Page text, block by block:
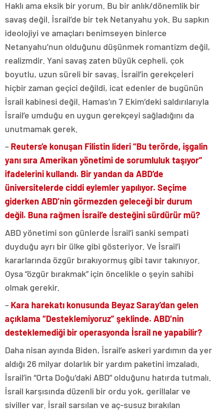
Haklı ama eksik bir yorum. Bu bir anlık/dönemlik bir
savaş değil. İsrail’de bir tek Netanyahu yok. Bu sapkın
ideolojiyi ve amaçları benimseyen binlerce
Netanyahu’nun olduğunu düşünmek romantizm değil,
realizmdir. Yani savaş zaten büyük cepheli, çok
boyutlu, uzun süreli bir savaş. İsrail’in gerekçeleri
hiçbir zaman geçici değildi, icat edenler de bugünün
İsrail kabinesi değil. Hamas’ın 7 Ekim’deki saldırılarıyla
İsrail’e umduğu en uygun gerekçeyi sağladığını da
unutmamak gerek.
– Reuters’e konuşan Filistin lideri “Bu terörde, işgalin
yanı sıra Amerikan yönetimi de sorumluluk taşıyor”
ifadelerini kullandı. Bir yandan da ABD’de
üniversitelerde ciddi eylemler yapılıyor. Seçime
giderken ABD’nin görmezden geleceği bir durum
değil. Buna rağmen İsrail’e desteğini sürdürür mü?
ABD yönetimi son günlerde İsrail’i sanki sempati
duyduğu ayrı bir ülke gibi gösteriyor. Ve İsrail’i
kararlarında özgür bırakıyormuş gibi tavır takınıyor.
Oysa “özgür bırakmak” için öncelikle o şeyin sahibi
olmak gerekir.
– Kara harekatı konusunda Beyaz Saray’dan gelen
açıklama “Desteklemiyoruz” şeklinde. ABD’nin
desteklemediği bir operasyonda İsrail ne yapabilir?
Daha nisan ayında Biden, İsrail’e askeri yardımın da yer
aldığı 26 milyar dolarlık bir yardım paketini imzaladı.
İsrail’in “Orta Doğu’daki ABD” olduğunu hatırda tutmalı.
İsrail karşısında düzenli bir ordu yok, gerillalar ve
siviller var. İsrail sarsılan ve aç-susuz bırakılan